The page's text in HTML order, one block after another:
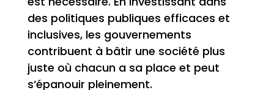
des politiques publiques efficaces et
inclusives, les gouvernements
contribuent à bâtir une société plus
juste où chacun a sa place et peut
s’épanouir pleinement.